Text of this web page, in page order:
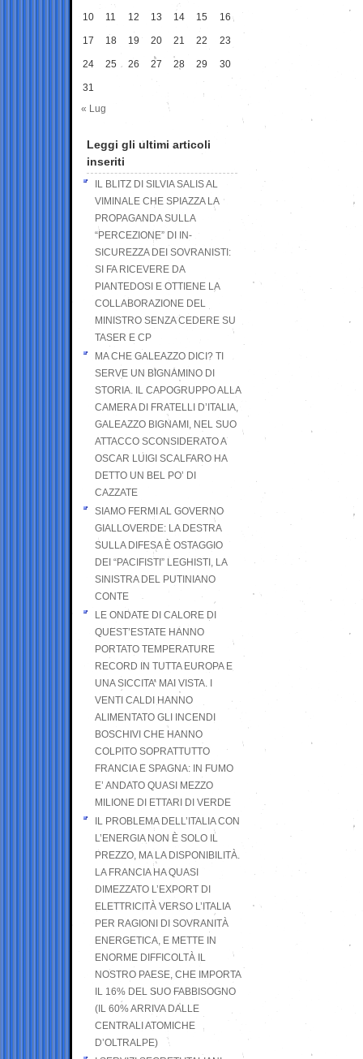
10 11 12 13 14 15 16
17 18 19 20 21 22 23
24 25 26 27 28 29 30
31
« Lug
Leggi gli ultimi articoli
inseriti
IL BLITZ DI SILVIA SALIS AL
VIMINALE CHE SPIAZZA LA
PROPAGANDA SULLA
“PERCEZIONE” DI IN-
SICUREZZA DEI SOVRANISTI:
SI FA RICEVERE DA
PIANTEDOSI E OTTIENE LA
COLLABORAZIONE DEL
MINISTRO SENZA CEDERE SU
TASER E CP
MA CHE GALEAZZO DICI? TI
SERVE UN BIGNAMINO DI
STORIA. IL CAPOGRUPPO ALLA
CAMERA DI FRATELLI D’ITALIA,
GALEAZZO BIGNAMI, NEL SUO
ATTACCO SCONSIDERATO A
OSCAR LUIGI SCALFARO HA
DETTO UN BEL PO’ DI
CAZZATE
SIAMO FERMI AL GOVERNO
GIALLOVERDE: LA DESTRA
SULLA DIFESA È OSTAGGIO
DEI “PACIFISTI” LEGHISTI, LA
SINISTRA DEL PUTINIANO
CONTE
LE ONDATE DI CALORE DI
QUEST’ESTATE HANNO
PORTATO TEMPERATURE
RECORD IN TUTTA EUROPA E
UNA SICCITA’ MAI VISTA. I
VENTI CALDI HANNO
ALIMENTATO GLI INCENDI
BOSCHIVI CHE HANNO
COLPITO SOPRATTUTTO
FRANCIA E SPAGNA: IN FUMO
E’ ANDATO QUASI MEZZO
MILIONE DI ETTARI DI VERDE
IL PROBLEMA DELL’ITALIA CON
L’ENERGIA NON È SOLO IL
PREZZO, MA LA DISPONIBILITÀ.
LA FRANCIA HA QUASI
DIMEZZATO L’EXPORT DI
ELETTRICITÀ VERSO L’ITALIA
PER RAGIONI DI SOVRANITÀ
ENERGETICA, E METTE IN
ENORME DIFFICOLTÀ IL
NOSTRO PAESE, CHE IMPORTA
IL 16% DEL SUO FABBISOGNO
(IL 60% ARRIVA DALLE
CENTRALI ATOMICHE
D’OLTRALPE)